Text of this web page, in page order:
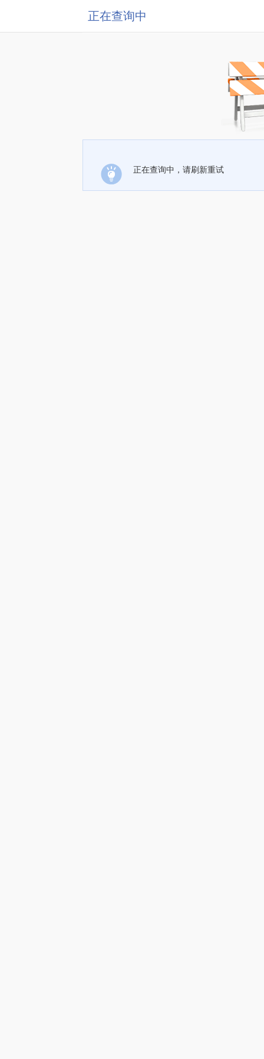
正在查询中
正在查询中，请刷新重试